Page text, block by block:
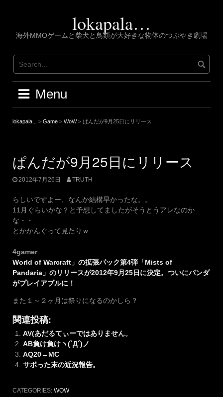
lokapala…
海外MMOゲームと柴犬と鳥類が大好きな物体のつぶやき劇場
Menu
lokapala... > Game > WoW> ぱんだが9月25日にリリース
ぱんだが9月25日にリリース
2012年7月26日 TRUTH
らしいですよー、なんか結構早かったな。。
11月ぐらいかな？と予想してましたがそうとうアレなのか
な・・
とかかんぐって見たりｗ
4gamer
World of Warcraft」の拡張パック第4弾「Mists of
Pandaria」のリリースが2012年9月25日に決定。ついにパンダ
がプレイアブルに！
また１～２ヶ月は祭りになるのかしら？
関連投稿:
AV(あだるてぃーではありません。
AB負け負けヽ(`Д´)ノ
AQ20→MC
サボった末の近況報告。
CATEGORIES: WOW